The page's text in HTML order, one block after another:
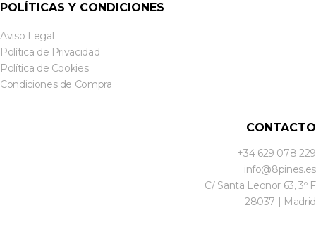
POLÍTICAS Y CONDICIONES
Aviso Legal
Política de Privacidad
Política de Cookies
Condiciones de Compra
CONTACTO
+34 629 078 229
info@8pines.es
C/ Santa Leonor 63, 3º F
28037 | Madrid